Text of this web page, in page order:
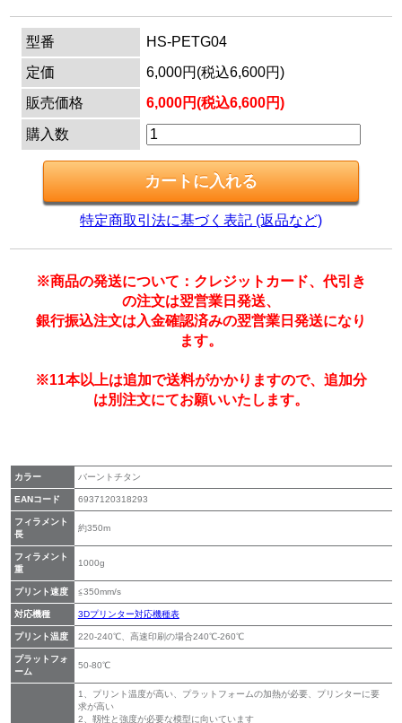
型番
HS-PETG04
定価
6,000円(税込6,600円)
販売価格
6,000円(税込6,600円)
購入数
特定商取引法に基づく表記 (返品など)
※商品の発送について：クレジットカード、代引き
の注文は翌営業日発送、
銀行振込注文は入金確認済みの翌営業日発送になり
ます。
※11本以上は追加で送料がかかりますので、追加分
は別注文にてお願いいたします。
カラー バーントチタン
EANコード 6937120318293
フィラメント
長
約350m
フィラメント
重
1000g
プリント速度 ≦350mm/s
対応機種 3Dプリンター対応機種表
プリント温度 220-240℃、高速印刷の場合240℃-260℃
プラットフォ
ーム
50-80℃
1、プリント温度が高い、プラットフォームの加熱が必要、プリンターに要
求が高い
2、靱性と強度が必要な模型に向いています